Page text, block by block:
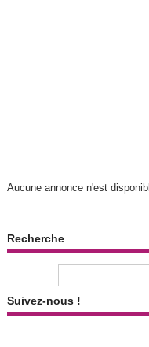
Aucune annonce n'est
Recherche
Suivez-nous !